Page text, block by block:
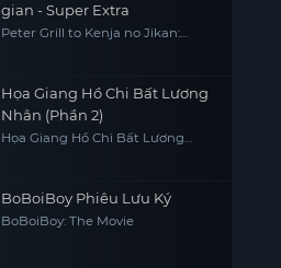
gian - Super Extra
Peter Grill to Kenja no Jikan:
Họa Giang Hồ Chi Bất Lương
Nhân (Phần 2)
Họa Giang Hồ Chi Bất Lương
BoBoiBoy Phiêu Lưu Ký
BoBoiBoy: The Movie